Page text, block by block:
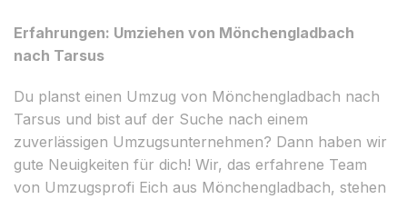
Erfahrungen: Umziehen von Mönchengladbach
nach Tarsus
Du planst einen Umzug von Mönchengladbach nach
Tarsus und bist auf der Suche nach einem
zuverlässigen Umzugsunternehmen? Dann haben wir
gute Neuigkeiten für dich! Wir, das erfahrene Team
von Umzugsprofi Eich aus Mönchengladbach, stehen